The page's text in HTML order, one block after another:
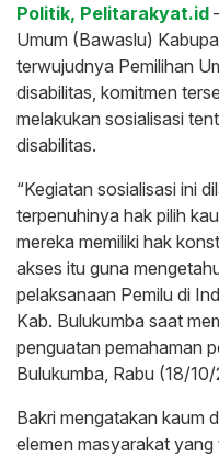
Politik, Pelitarakyat.id
Umum (Bawaslu)
terwujudnya Pemilihan
disabilitas, komitmen
melakukan sosialisasi
disabilitas.
“Kegiatan sosialisasi ini
terpenuhinya hak pilih
mereka memiliki hak
akses itu guna
pelaksanaan Pemilu di
Kab. Bulukumba saat
penguatan pemahaman
Bulukumba, Rabu (18/
Bakri mengatakan kaum
elemen masyarakat